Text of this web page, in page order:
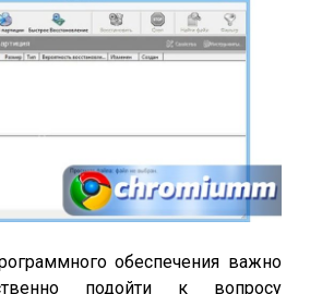
обеспечения важно
подойти к вопросу